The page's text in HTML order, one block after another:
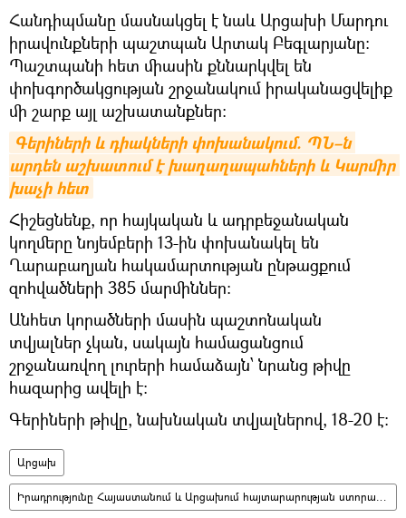
Հանդիպմանը մասնակցել է նաև Արցախի Մարդու
իրավունքների պաշտպան Արտակ Բեգլարյանը։
Պաշտպանի հետ միասին քննարկվել են
փոխգործակցության շրջանակում իրականացվելիք
մի շարք այլ աշխատանքներ:
Գերիների և դիակների փոխանակում. ՊՆ–ն
արդեն աշխատում է խաղաղապահների և Կարմիր
խաչի հետ
Հիշեցնենք, որ հայկական և ադրբեջանական
կողմերը նոյեմբերի 13-ին փոխանակել են
Ղարաբաղյան հակամարտության ընթացքում
զոհվածների 385 մարմիններ:
Անհետ կորածների մասին պաշտոնական
տվյալներ չկան, սակայն համացանցում
շրջանառվող լուրերի համաձայն՝ նրանց թիվը
հազարից ավելի է։
Գերիների թիվը, նախնական տվյալներով, 18-20 է։
Արցախ
Իրադրությունը Հայաստանում և Արցախում հայտարարության ստորագրումից հետո